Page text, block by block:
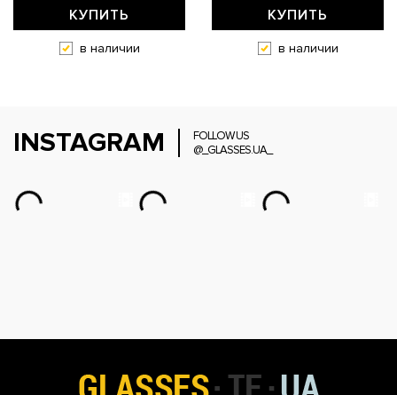
КУПИТЬ
в наличии
КУПИТЬ
в наличии
INSTAGRAM
FOLLOW US
@_GLASSES.UA_